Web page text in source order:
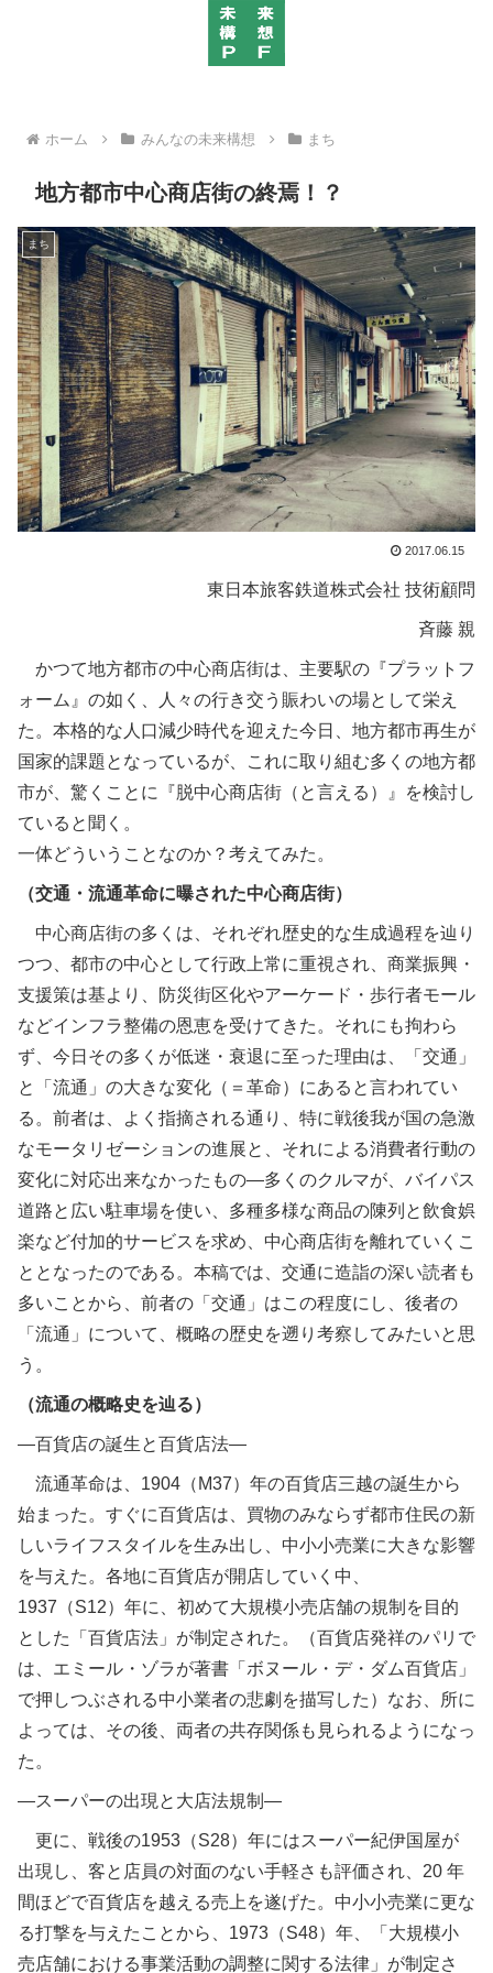
ホーム みんなの未来構想 まち
地方都市中心商店街の終焉！？
まち
2017.06.15
東日本旅客鉄道株式会社 技術顧問
斉藤 親
かつて地方都市の中心商店街は、主要駅の『プラットフ
ォーム』の如く、人々の行き交う賑わいの場として栄え
た。本格的な人口減少時代を迎えた今日、地方都市再生が
国家的課題となっているが、これに取り組む多くの地方都
市が、驚くことに『脱中心商店街（と言える）』を検討し
ていると聞く。
一体どういうことなのか？考えてみた。
（交通・流通革命に曝された中心商店街）
中心商店街の多くは、それぞれ歴史的な生成過程を辿り
つつ、都市の中心として行政上常に重視され、商業振興・
支援策は基より、防災街区化やアーケード・歩行者モール
などインフラ整備の恩恵を受けてきた。それにも拘わら
ず、今日その多くが低迷・衰退に至った理由は、「交通」
と「流通」の大きな変化（＝革命）にあると言われてい
る。前者は、よく指摘される通り、特に戦後我が国の急激
なモータリゼーションの進展と、それによる消費者行動の
変化に対応出来なかったもの―多くのクルマが、バイパス
道路と広い駐車場を使い、多種多様な商品の陳列と飲食娯
楽など付加的サービスを求め、中心商店街を離れていくこ
ととなったのである。本稿では、交通に造詣の深い読者も
多いことから、前者の「交通」はこの程度にし、後者の
「流通」について、概略の歴史を遡り考察してみたいと思
う。
（流通の概略史を辿る）
―百貨店の誕生と百貨店法―
流通革命は、1904（M37）年の百貨店三越の誕生から
始まった。すぐに百貨店は、買物のみならず都市住民の新
しいライフスタイルを生み出し、中小小売業に大きな影響
を与えた。各地に百貨店が開店していく中、
1937（S12）年に、初めて大規模小売店舗の規制を目的
とした「百貨店法」が制定された。（百貨店発祥のパリで
は、エミール・ゾラが著書「ボヌール・デ・ダム百貨店」
で押しつぶされる中小業者の悲劇を描写した）なお、所に
よっては、その後、両者の共存関係も見られるようになっ
た。
―スーパーの出現と大店法規制―
更に、戦後の1953（S28）年にはスーパー紀伊国屋が
出現し、客と店員の対面のない手軽さも評価され、20 年
間ほどで百貨店を越える売上を遂げた。中小小売業に更な
る打撃を与えたことから、1973（S48）年、「大規模小
売店舗における事業活動の調整に関する法律」が制定さ